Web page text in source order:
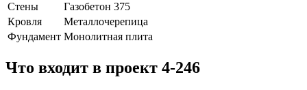
Стены
Газобетон 375
Кровля
Металлочерепица
Фундамент Монолитная плита
Что входит в проект 4-246